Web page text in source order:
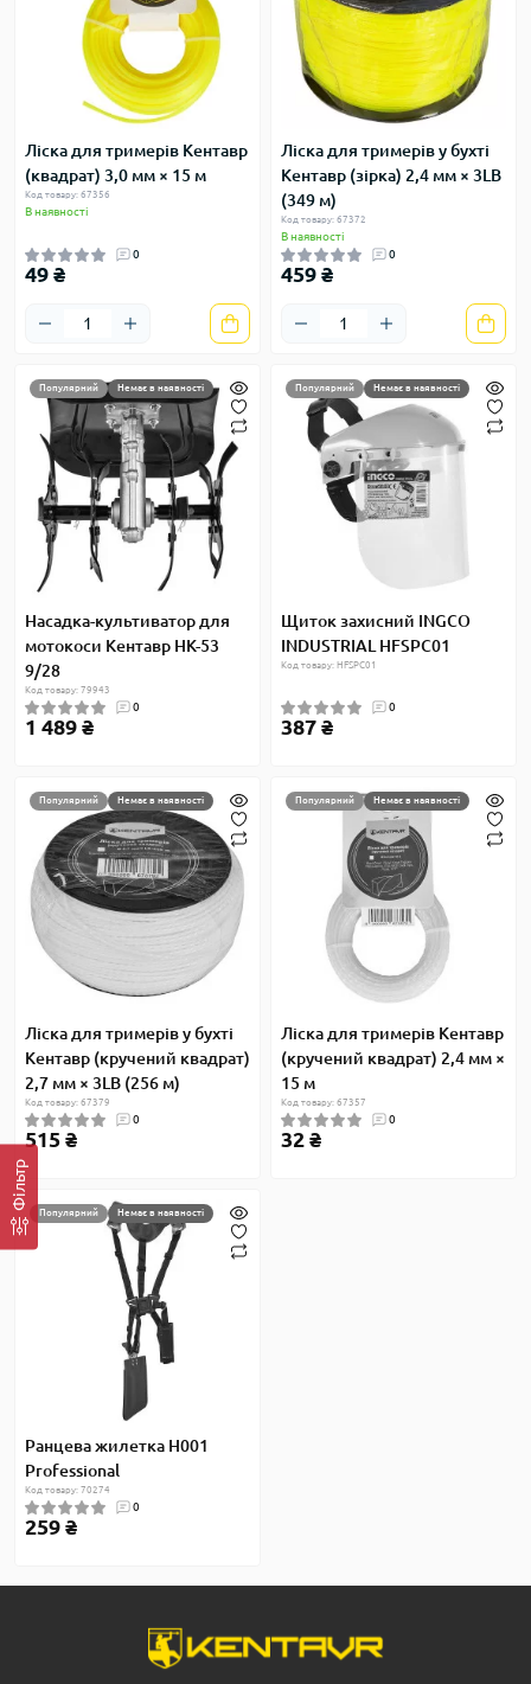
Фільтр
Ліска для тримерів Кентавр
(квадрат) 3,0 мм × 15 м
Код товару: 67356
В наявності
0
49 ₴
Ліска для тримерів у бухті
Кентавр (зiрка) 2,4 мм × 3LB
(349 м)
Код товару: 67372
В наявності
0
459 ₴
Популярний Немає в наявності
Насадка-культиватор для
мотокоси Кентавр НК-53
9/28
Код товару: 79943
0
1 489 ₴
Популярний Немає в наявності
Щиток захисний INGCO
INDUSTRIAL HFSPC01
Код товару: HFSPC01
0
387 ₴
Популярний Немає в наявності
Ліска для тримерів у бухті
Кентавр (кручений квадрат)
2,7 мм × 3LB (256 м)
Код товару: 67379
0
515 ₴
Популярний Немає в наявності
Ліска для тримерів Кентавр
(кручений квадрат) 2,4 мм ×
15 м
Код товару: 67357
0
32 ₴
Популярний Немає в наявності
Ранцева жилетка H001
Professional
Код товару: 70274
0
259 ₴